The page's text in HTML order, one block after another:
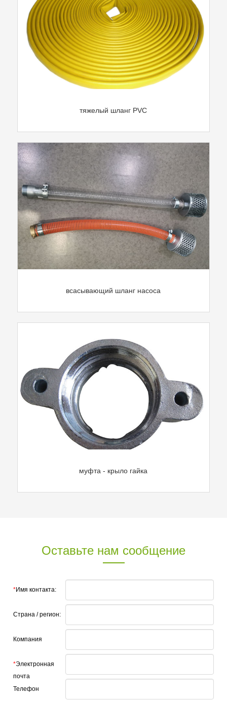
тяжелый шланг PVC
всасывающий шланг насоса
муфта - крыло гайка
Оставьте нам сообщение
*Имя контакта:
Страна / регион:
Компания
*Электронная
почта
Телефон